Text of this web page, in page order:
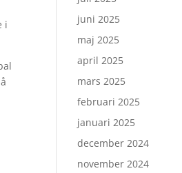
i
juni 2025
maj 2025
april 2025
mars 2025
februari 2025
januari 2025
december 2024
november 2024